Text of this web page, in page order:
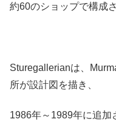
約60のショップで構成
Sturegallerianは、
所が設計図を描き、
1986年～1989年に追加